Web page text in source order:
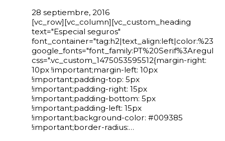
28 septiembre, 2016
[vc_row][vc_column][vc_custom_heading
text="Especial seguros"
css=".vc_custom_1475053595512{margin-right:
10px !important;margin-left: 10px
!important;padding-top: 5px
!important;padding-right: 15px
!important;padding-bottom: 5px
!important;padding-left: 15px
!important;background-color: #009385
!important;border-radius:…